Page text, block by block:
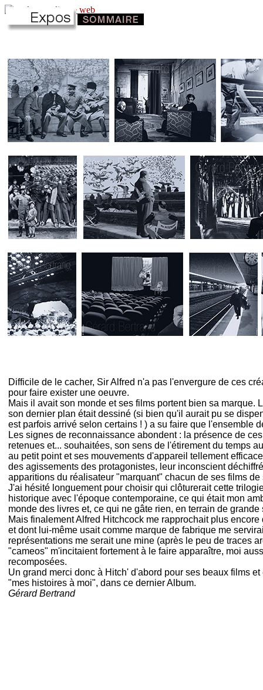
Difficile de le cacher, Sir Alfred n'a pas l'envergure de ces
pour faire exister une oeuvre.
Mais il avait son monde et ses films portent bien sa
son dernier plan était dessiné (si bien qu'il aurait pu se
est parfois arrivé selon certains ! ) a su faire que l'ensemble
Les signes de reconnaissance abondent : la présence de
retenues et... souhaitées, son sens de l'étirement du temps
au petit point et ses mouvements d'appareil tellement
des agissements des protagonistes, leur inconscient
apparitions du réalisateur "marquant" chacun de ses films de
J'ai hésité longuement pour choisir qui clôturerait cette
historique avec l'époque contemporaine, ce qui était mon
monde des livres et, ce qui ne gâte rien, en terrain de grande
Mais finalement Alfred Hitchcock me rapprochait plus
et dont lui-même usait comme marque de fabrique me
représentations me serait une mine (après le peu de traces
"cameos" m'incitaient fortement à le faire apparaître, moi
recomposées.
Un grand merci donc à Hitch' d'abord pour ses beaux films
"mes histoires à moi", dans ce dernier Album.
Gérard Bertrand